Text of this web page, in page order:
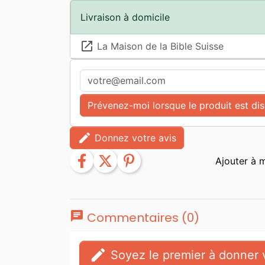
Livraison à domicile
launch La Maison de la Bible Suisse
Prévenez-moi lorsque le produit est
edit Donnez votre avis
facebook twitter pinterest
chat Commentaires (0)
edit Soyez le premier à donner